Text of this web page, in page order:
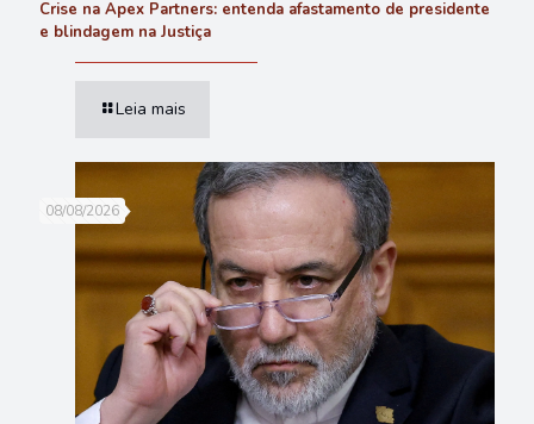
Crise na Apex Partners: entenda afastamento de presidente
e blindagem na Justiça
Leia mais
08/08/2026